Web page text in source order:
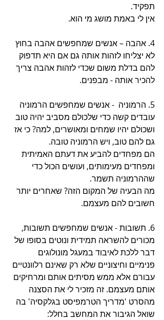
תפקיד.
אין לי באמת מושג מי הוא.
4. אהבה – אנשים שמחפשים אהבה בחוץ
לא יצליחו לזהות אותה גם אם היא תדפוק
להם בדלת משום שכדי לזהות אהבה צריך
להכיר אותה - מבפנים.
5. הרמוניה  - אנשים שמחפשים הרמוניה
עובדים קשה כדי שלכולם מסביב יהיה טוב
ושכולם יהיו שמחים ומאושרים, למה? כי אז
גם להם טוב, ויש הרמוניה טובה.
הם מפחדים להביע את דעתם האמיתית
ומפחדים מעימותים, ועושים הכול כדי
שההרמוניה תשמר.
מה הבעיה של המקום הזה? שאחרים יותר
חשובים להם מעצמם.
6. תשובות - אנשים שמחפשים תשובות,
מכורים להשראה תמידית ונוטים בסופו של
דבר ללכת לאיבוד במעגל מונולוגים
פנימיים וחיצוניים שלא רק שאינם רלוונטיים
עבורם אלא ממש מסיתים אותם ומרחיקים
אותם מעצמם. זה מזכיר לי את הסצנה
מהסרט 'מדריך הטרמפיסט בגלקסיה' בה
שואל הגיבור את המחשב בחלל: